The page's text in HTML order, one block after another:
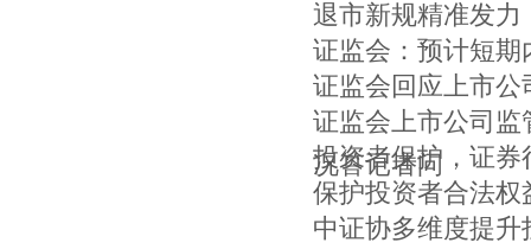
退市新规精准发力
证监会：预计短
证监会回应上市公
证监会上市公司监
况答记者问
投资者保护，证券
保护投资者合法
中证协多维度提